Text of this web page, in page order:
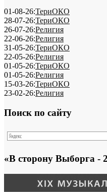
01-08-26:ТериОКО
28-07-26:ТериОКО
26-07-26:Религия
22-06-26:Религия
31-05-26:ТериОКО
22-05-26:Религия
01-05-26:ТериОКО
01-05-26:Религия
15-03-26:ТериОКО
23-02-26:Религия
Поиск по сайту
«В сторону Выборга -